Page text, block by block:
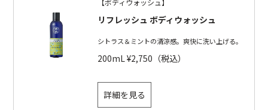
リフレッシュ ボディウォッシュ
シトラス＆ミントの清涼感。爽快に洗い上げる。
200mL ¥2,750（税込）
詳細を見る